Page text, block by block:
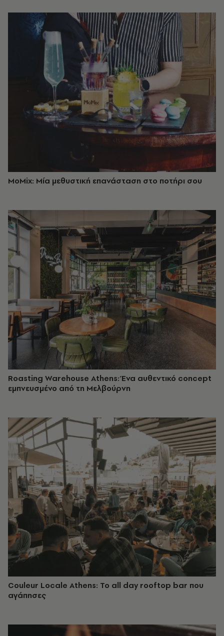
MoMix: Μία μεθυστική επανάσταση στο ποτήρι σου
Roasting Warehouse Athens: Ένα αυθεντικό concept
εμπνευσμένο από τη Μελβούρνη
Couleur Locale Athens: Το all day rooftop bar που
αγάπησες